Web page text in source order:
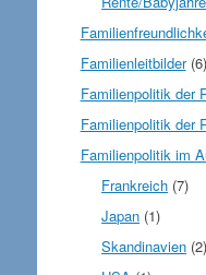
Familienleitbilder(6)
Familienpolitik der
Familienpolitik der
Familienpolitik im
Frankreich (7)
Japan (1)
Skandinavien (2)